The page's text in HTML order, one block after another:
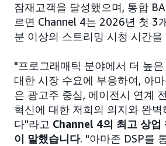
잠재고객을 달성했으며, 통합
르면 Channel 4는 2026년 첫 3
분 이상의 스트리밍 시청 시간을
"프로그래매틱 분야에서 더 높
대한 시장 수요에 부응하여, 아
은 광고주 중심, 에이전시 연계
혁신에 대한 저희의 의지와 완벽
다"라고 Channel 4의 최고 상업
이 말했습니다. "아마존 DSP를